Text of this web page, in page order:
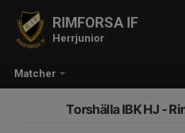
Matcher
RIMFORSA IF
Herrjunior
Torshälla IBK HJ -